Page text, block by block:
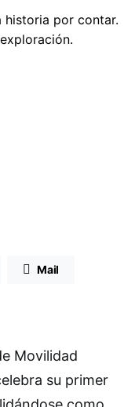
Mail
Movilidad
su primer